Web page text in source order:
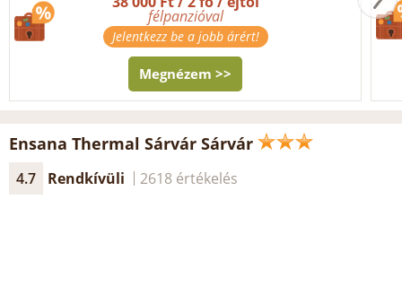
félpanzióval
Jelentkezz be a jobb árért!
Megnézem >>
Ensana Thermal Sárvár Sárvár
4.7 Rendkívüli 2618 értékelés